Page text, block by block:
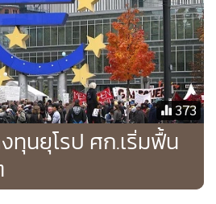
รษฐกิจของกลุ่มประเทศเอเชียกำลัง
ด้ถึง 6.7% สูงกว่าประเทศพัฒนาแล้ว
ลบวกต่อผลประกอบการบริษัทจด
เอเชีย ซึ่งปัจจุบันยังคงอยู่ในระดับต่ำ
ต โดย Forward P/E ปัจจุบันของดัชนี
Cap อยู่ที่ประมาณ 12 เท่า เทียบ
21 เท่า ทั้งนี้ บลจ.กสิกรไทยเรามี
ลเลอร์ หุ้นทุน (K-ASIA) ที่เน้นลงทุน
373
ทุนยุโรป ศก.เริ่มฟื้น